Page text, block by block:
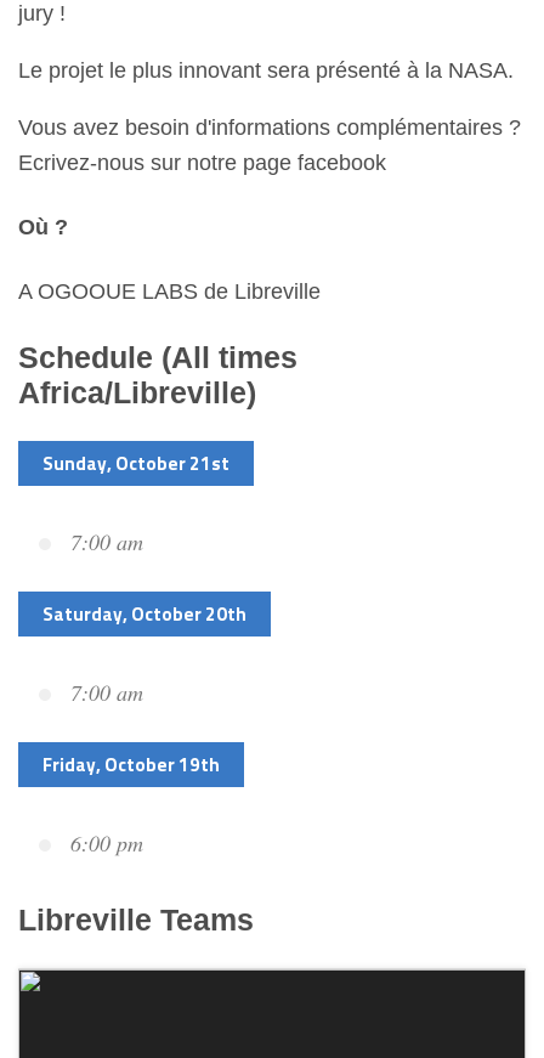
jury !
Le projet le plus innovant sera présenté à la NASA.
Vous avez besoin d'informations complémentaires ?
Ecrivez-nous sur notre page facebook
Où ?
A OGOOUE LABS de Libreville
Schedule (All times
Africa/Libreville)
Sunday, October 21st
7:00 am
Saturday, October 20th
7:00 am
Friday, October 19th
6:00 pm
Libreville Teams